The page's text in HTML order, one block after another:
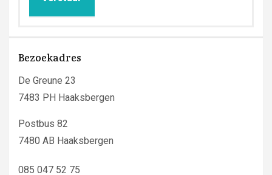
Bezoekadres
De Greune 23
7483 PH Haaksbergen
Postbus 82
7480 AB Haaksbergen
085 047 52 75